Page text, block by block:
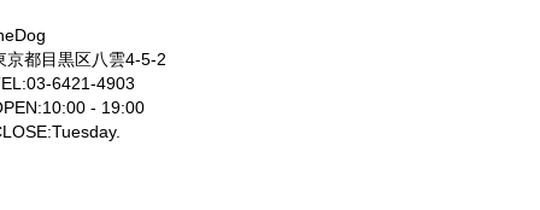
京都目黒区八雲4-5-2
6421-4903
- 19:00